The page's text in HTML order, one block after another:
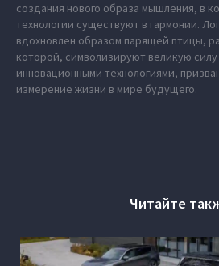
создания нового образа мышления, в
технологии существуют в гармонии.
вдохновлен образом парящей птицы,
которой, символизируют великую
инновационными технологиями,
измерение жизни в мире будущего.
Читайте